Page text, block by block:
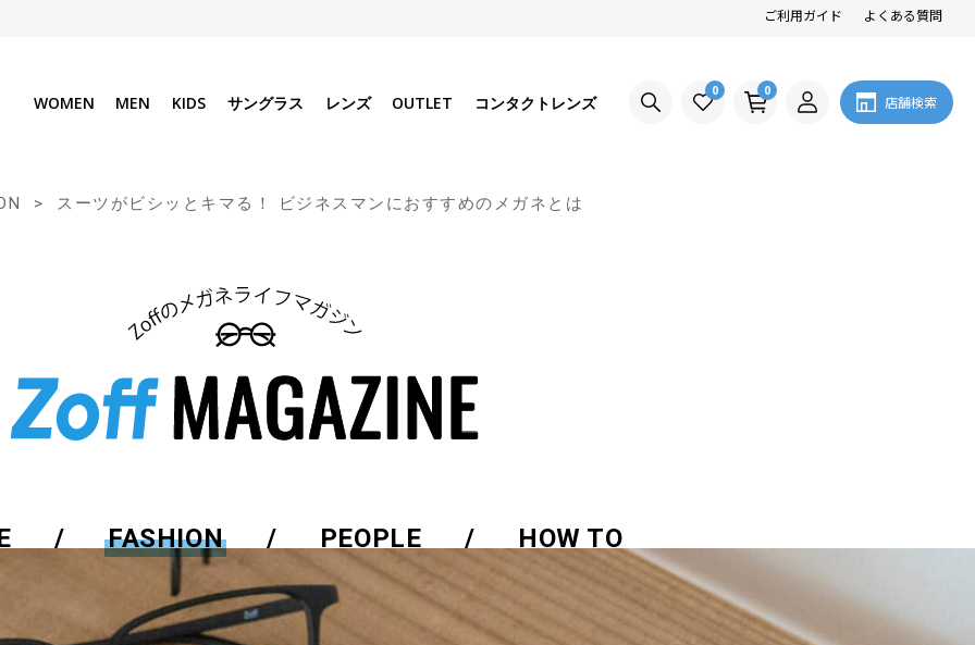
ご利用ガイド よくある質問
WOMEN MEN KIDS サングラス レンズ OUTLET コンタクトレンズ
0 0
店舗検索
スーツがビシッとキマる！ ビジネスマンにおすすめのメガネとは
FASHION PEOPLE HOW TO